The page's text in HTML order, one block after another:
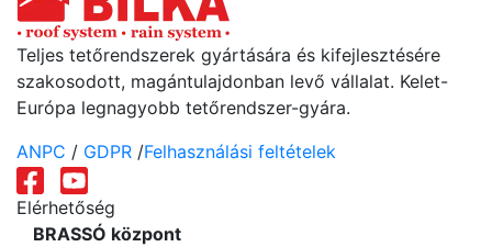
Teljes tetőrendszerek gyártására és kifejlesztésére
szakosodott, magántulajdonban levő vállalat. Kelet-
Európa legnagyobb tetőrendszer-gyára.
ANPC / GDPR /Felhasználási feltételek
Elérhetőség
BRASSÓ központ